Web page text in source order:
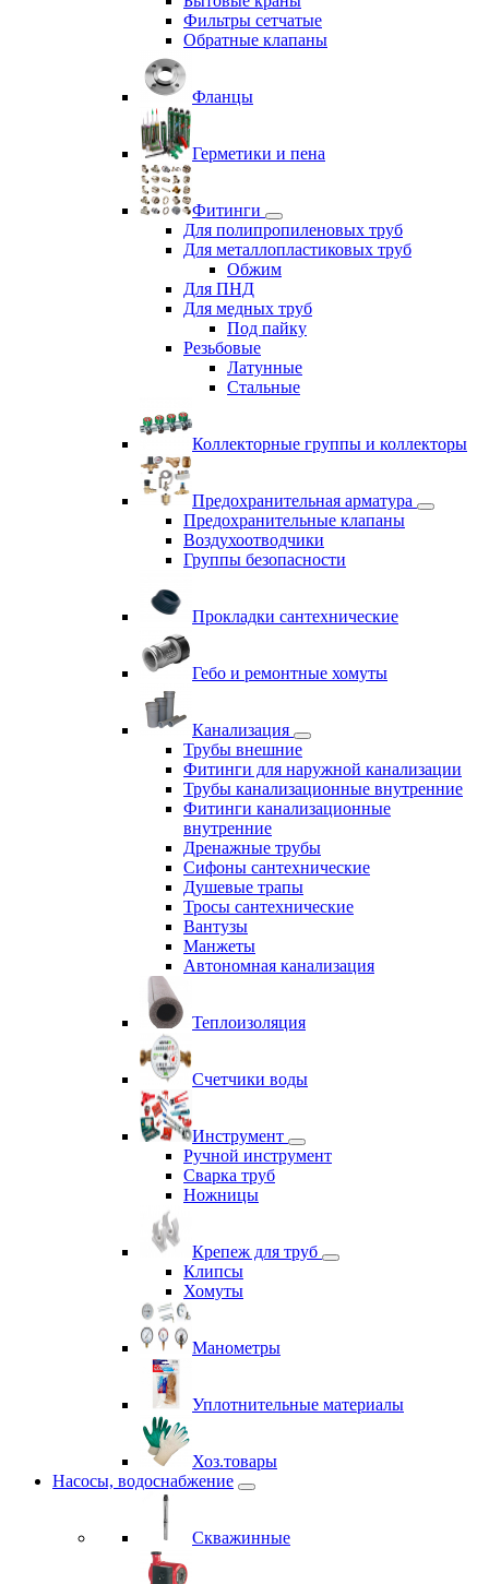
Фильтры сетчатые
Обратные клапаны
Фланцы
Герметики и пена
Фитинги
Для полипропиленовых труб
Для металлопластиковых труб
Обжим
Для ПНД
Для медных труб
Под пайку
Резьбовые
Латунные
Cтальные
Коллекторные группы и коллекторы
Предохранительная арматура
Предохранительные клапаны
Воздухоотводчики
Группы безопасности
Прокладки сантехнические
Гебо и ремонтные хомуты
Канализация
Трубы внешние
Фитинги для наружной канализации
Трубы канализационные внутренние
Фитинги канализационные
внутренние
Дренажные трубы
Сифоны сантехнические
Душевые трапы
Тросы сантехнические
Вантузы
Манжеты
Автономная канализация
Теплоизоляция
Счетчики воды
Инструмент
Ручной инструмент
Сварка труб
Ножницы
Крепеж для труб
Клипсы
Хомуты
Манометры
Уплотнительные материалы
Хоз.товары
Насосы, водоснабжение
Скважинные